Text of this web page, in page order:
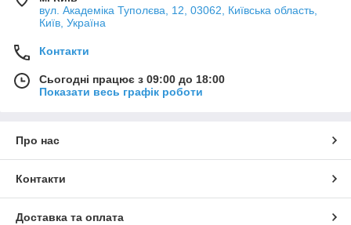
вул. Академіка Туполєва, 12, 03062, Київська область,
Київ, Україна
Контакти
Сьогодні працює з 09:00 до 18:00
Показати весь графік роботи
Про нас
Контакти
Доставка та оплата